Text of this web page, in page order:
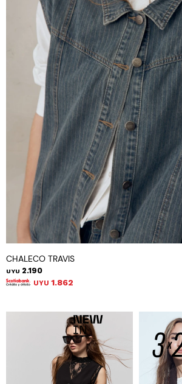
CHALECO TRAVIS
UYU 2.190
UYU 1.862